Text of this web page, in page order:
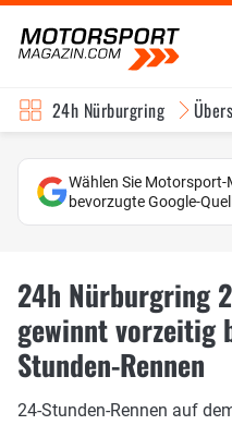
24h Nürburgring
Wählen Sie
bevorzugte Google-
24h Nürburgring
gewinnt vorzeitig
Stunden-Rennen
24-Stunden-Rennen auf